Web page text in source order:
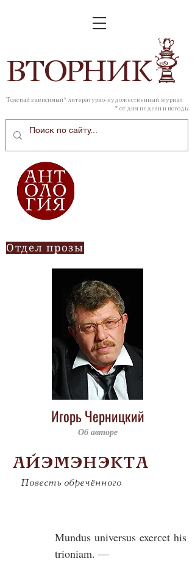
ВТОРНИК
Толстый зависимый* литературно-художественный журнал
* от дня недели и погоды
Отдел прозы
Игорь Черницкий
Об авторе
АЙЭМЭНЭКТА
Повесть обречённого
Mundus universus exerсet his
trioniam. —